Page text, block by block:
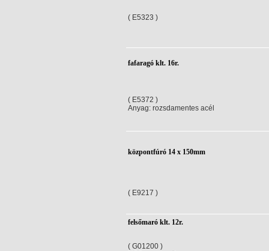
( E5323 )
fafaragó klt. 16r.
( E5372 )
Anyag: rozsdamentes acél
központfúró 14 x 150mm
( E9217 )
felsőmaró klt. 12r.
( G01200 )